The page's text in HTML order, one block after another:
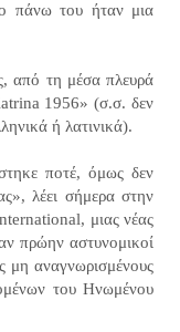
πάνω του ήταν μια
από τη μέσα πλευρά
1956» (σ.σ. δεν
ή λατινικά).
ποτέ, όμως δεν
λέει σήμερα στην
μιας νέας
πρώην αστυνομικοί
μη αναγνωρισμένους
του Ηνωμένου